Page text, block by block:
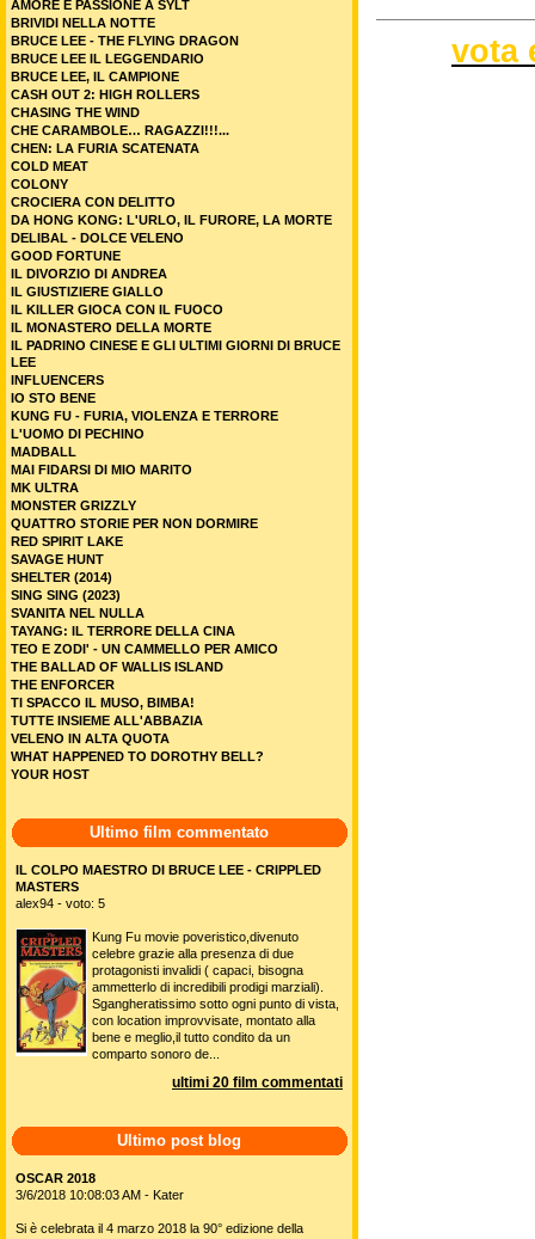
vota
AMORE E PASSIONE A SYLT
BRIVIDI NELLA NOTTE
BRUCE LEE - THE FLYING DRAGON
BRUCE LEE IL LEGGENDARIO
BRUCE LEE, IL CAMPIONE
CASH OUT 2: HIGH ROLLERS
CHASING THE WIND
CHE CARAMBOLE… RAGAZZI!!!...
CHEN: LA FURIA SCATENATA
COLD MEAT
COLONY
CROCIERA CON DELITTO
DA HONG KONG: L'URLO, IL FURORE, LA MORTE
DELIBAL - DOLCE VELENO
GOOD FORTUNE
IL DIVORZIO DI ANDREA
IL GIUSTIZIERE GIALLO
IL KILLER GIOCA CON IL FUOCO
IL MONASTERO DELLA MORTE
IL PADRINO CINESE E GLI ULTIMI GIORNI DI BRUCE
LEE
INFLUENCERS
IO STO BENE
KUNG FU - FURIA, VIOLENZA E TERRORE
L'UOMO DI PECHINO
MADBALL
MAI FIDARSI DI MIO MARITO
MK ULTRA
MONSTER GRIZZLY
QUATTRO STORIE PER NON DORMIRE
RED SPIRIT LAKE
SAVAGE HUNT
SHELTER (2014)
SING SING (2023)
SVANITA NEL NULLA
TAYANG: IL TERRORE DELLA CINA
TEO E ZODI' - UN CAMMELLO PER AMICO
THE BALLAD OF WALLIS ISLAND
THE ENFORCER
TI SPACCO IL MUSO, BIMBA!
TUTTE INSIEME ALL'ABBAZIA
VELENO IN ALTA QUOTA
WHAT HAPPENED TO DOROTHY BELL?
YOUR HOST
Ultimo film commentato
IL COLPO MAESTRO DI BRUCE LEE - CRIPPLED
MASTERS
alex94 - voto: 5
Kung Fu movie poveristico,divenuto
celebre grazie alla presenza di due
protagonisti invalidi ( capaci, bisogna
ammetterlo di incredibili prodigi marziali).
Sgangheratissimo sotto ogni punto di vista,
con location improvvisate, montato alla
bene e meglio,il tutto condito da un
comparto sonoro de...
ultimi 20 film commentati
Ultimo post blog
OSCAR 2018
3/6/2018 10:08:03 AM - Kater
Si è celebrata il 4 marzo 2018 la 90° edizione della